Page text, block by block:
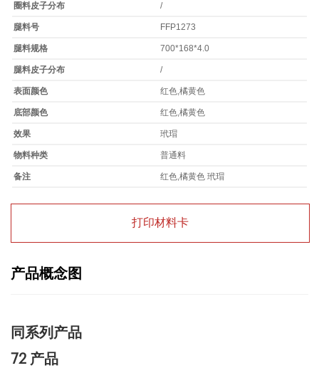
圈料皮子分布 /
腿料号 FFP1273
腿料规格 700*168*4.0
腿料皮子分布 /
表面颜色 红色,橘黄色
底部颜色 红色,橘黄色
效果 玳瑁
物料种类 普通料
备注 红色,橘黄色 玳瑁
打印材料卡
产品概念图
同系列产品
72 产品